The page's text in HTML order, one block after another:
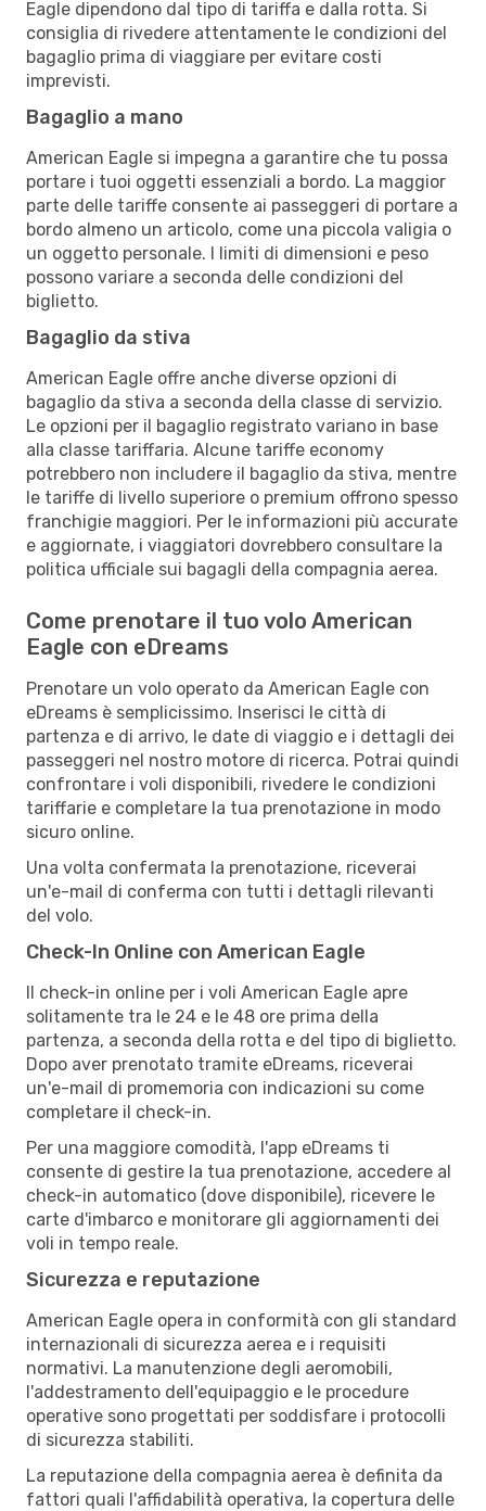
Eagle dipendono dal tipo di tariffa e dalla rotta. Si
consiglia di rivedere attentamente le condizioni del
bagaglio prima di viaggiare per evitare costi
imprevisti.
Bagaglio a mano
American Eagle si impegna a garantire che tu possa
portare i tuoi oggetti essenziali a bordo. La maggior
parte delle tariffe consente ai passeggeri di portare a
bordo almeno un articolo, come una piccola valigia o
un oggetto personale. I limiti di dimensioni e peso
possono variare a seconda delle condizioni del
biglietto.
Bagaglio da stiva
American Eagle offre anche diverse opzioni di
bagaglio da stiva a seconda della classe di servizio.
Le opzioni per il bagaglio registrato variano in base
alla classe tariffaria. Alcune tariffe economy
potrebbero non includere il bagaglio da stiva, mentre
le tariffe di livello superiore o premium offrono spesso
franchigie maggiori. Per le informazioni più accurate
e aggiornate, i viaggiatori dovrebbero consultare la
politica ufficiale sui bagagli della compagnia aerea.
Come prenotare il tuo volo American
Eagle con eDreams
Prenotare un volo operato da American Eagle con
eDreams è semplicissimo. Inserisci le città di
partenza e di arrivo, le date di viaggio e i dettagli dei
passeggeri nel nostro motore di ricerca. Potrai quindi
confrontare i voli disponibili, rivedere le condizioni
tariffarie e completare la tua prenotazione in modo
sicuro online.
Una volta confermata la prenotazione, riceverai
un'e-mail di conferma con tutti i dettagli rilevanti
del volo.
Check-In Online con American Eagle
Il check-in online per i voli American Eagle apre
solitamente tra le 24 e le 48 ore prima della
partenza, a seconda della rotta e del tipo di biglietto.
Dopo aver prenotato tramite eDreams, riceverai
un'e-mail di promemoria con indicazioni su come
completare il check-in.
Per una maggiore comodità, l'app eDreams ti
consente di gestire la tua prenotazione, accedere al
check-in automatico (dove disponibile), ricevere le
carte d'imbarco e monitorare gli aggiornamenti dei
voli in tempo reale.
Sicurezza e reputazione
American Eagle opera in conformità con gli standard
internazionali di sicurezza aerea e i requisiti
normativi. La manutenzione degli aeromobili,
l'addestramento dell'equipaggio e le procedure
operative sono progettati per soddisfare i protocolli
di sicurezza stabiliti.
La reputazione della compagnia aerea è definita da
fattori quali l'affidabilità operativa, la copertura delle